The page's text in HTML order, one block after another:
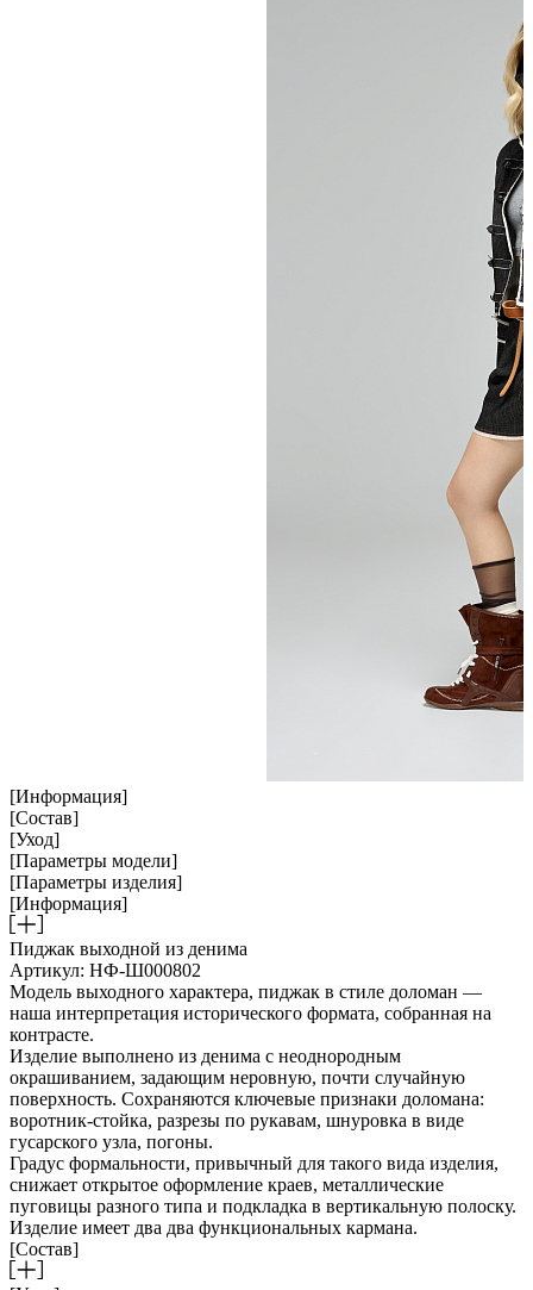
[Информация]
[Состав]
[Уход]
[Параметры модели]
[Параметры изделия]
[Информация]
Пиджак выходной из денима
Артикул: НФ-Ш000802
Модель выходного характера, пиджак в стиле доломан —
наша интерпретация исторического формата, собранная на
контрасте.
Изделие выполнено из денима с неоднородным
окрашиванием, задающим неровную, почти случайную
поверхность. Сохраняются ключевые признаки доломана:
воротник-стойка, разрезы по рукавам, шнуровка в виде
гусарского узла, погоны.
Градус формальности, привычный для такого вида изделия,
снижает открытое оформление краев, металлические
пуговицы разного типа и подкладка в вертикальную полоску.
Изделие имеет два два функциональных кармана.
[Состав]